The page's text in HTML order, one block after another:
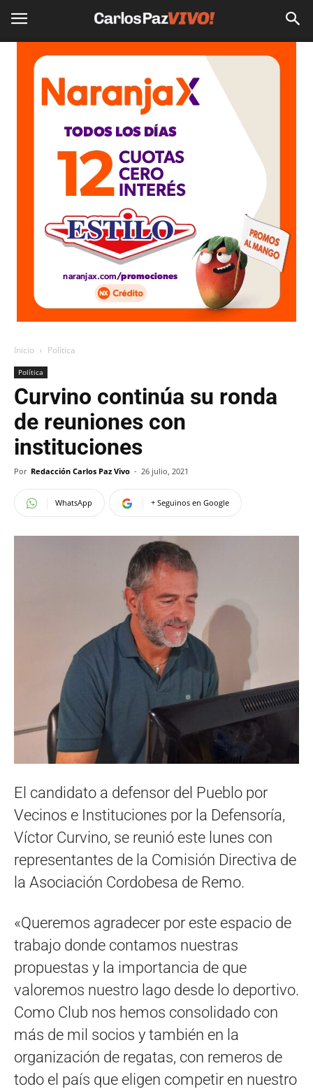
Inicio Política
Política
Curvino continúa su ronda
de reuniones con
instituciones
Por Redacción Carlos Paz Vivo - 26 julio, 2021
WhatsApp + Seguinos en Google
El candidato a defensor del Pueblo por
Vecinos e Instituciones por la Defensoría,
Víctor Curvino, se reunió este lunes con
representantes de la Comisión Directiva de
la Asociación Cordobesa de Remo.
«Queremos agradecer por este espacio de
trabajo donde contamos nuestras
propuestas y la importancia de que
valoremos nuestro lago desde lo deportivo.
Como Club nos hemos consolidado con
más de mil socios y también en la
organización de regatas, con remeros de
todo el país que eligen competir en nuestro